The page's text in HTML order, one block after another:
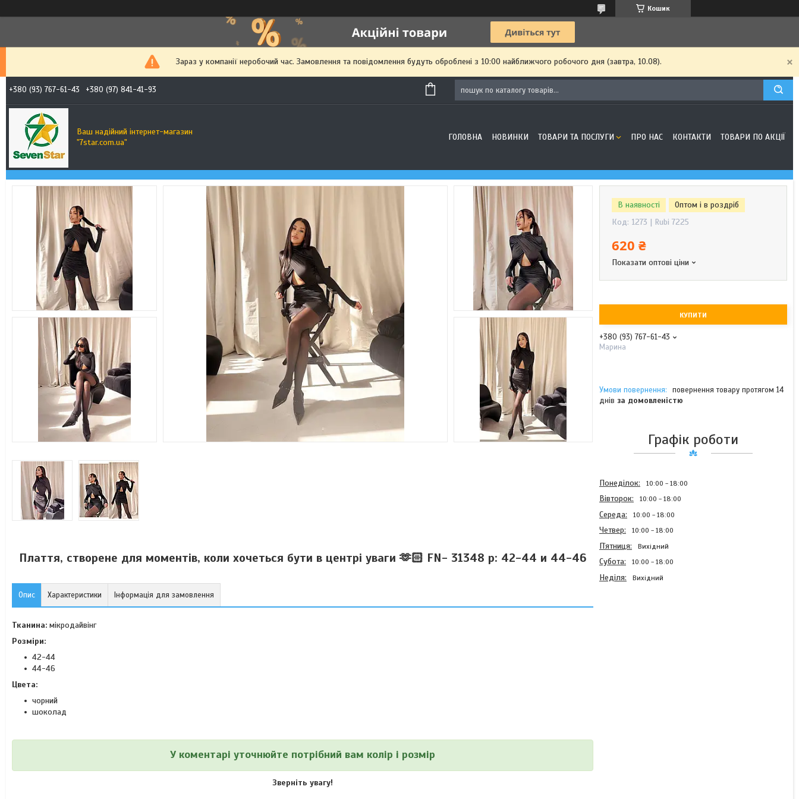
Кошик
Зараз у компанії неробочий час. Замовлення та повідомлення будуть оброблені з 10:00 найближчого робочого дня (завтра, 10.08).
+380 (93) 767-61-43 +380 (97) 841-41-93
Ваш надійний інтернет-магазин
"7star.com.ua"
ГОЛОВНА НОВИНКИ ТОВАРИ ТА ПОСЛУГИ ПРО НАС КОНТАКТИ ТОВАРИ ПО АКЦІЇ
Плаття, створене для моментів, коли хочеться бути в центрі уваги 🫶🏻 FN- 31348 р: 42-44 и 44-46
Опис Характеристики Інформація для замовлення
Тканина: мікродайвінг
Розміри:
42-44
44-46
Цвета:
чорний
шоколад
У коментарі уточнюйте потрібний вам колір і розмір
Зверніть увагу!
В наявності
Оптом і в роздріб
Код: 1273 | Rubi 7225
620 ₴
Показати оптові ціни
КУПИТИ
+380 (93) 767-61-43
Марина
повернення товару протягом 14
днів за домовленістю
Графік роботи
Понеділок 10:00 18:00
Вівторок 10:00 18:00
Середа 10:00 18:00
Четвер 10:00 18:00
Пʼятниця Вихідний
Субота 10:00 18:00
Неділя Вихідний